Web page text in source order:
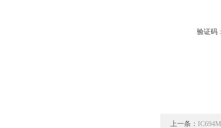
验证码
上一条：